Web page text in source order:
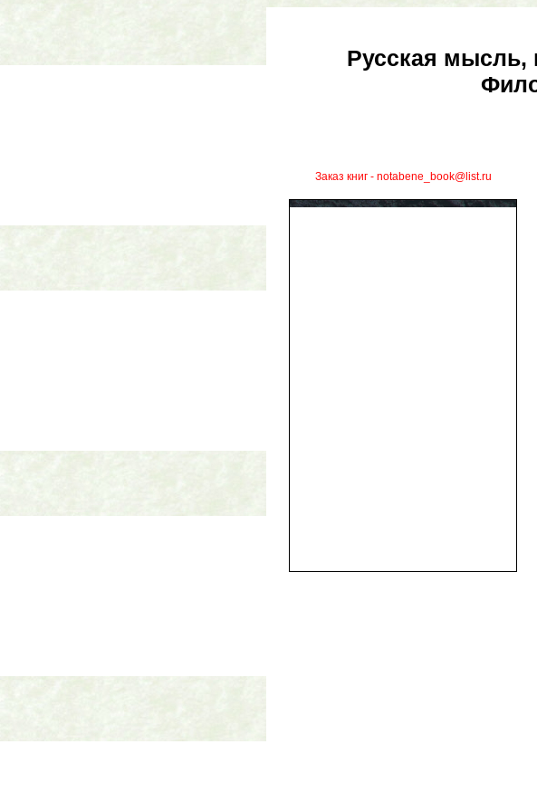
Русская мысль,
Заказ книг - notabene_book@list.ru